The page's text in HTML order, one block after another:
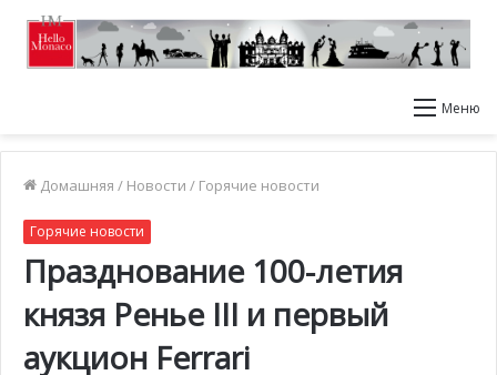
Меню
Домашняя / Новости / Горячие новости
Горячие новости
Празднование 100-летия
князя Ренье III и первый
аукцион Ferrari